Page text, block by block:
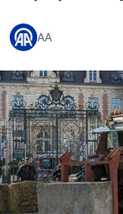
AA